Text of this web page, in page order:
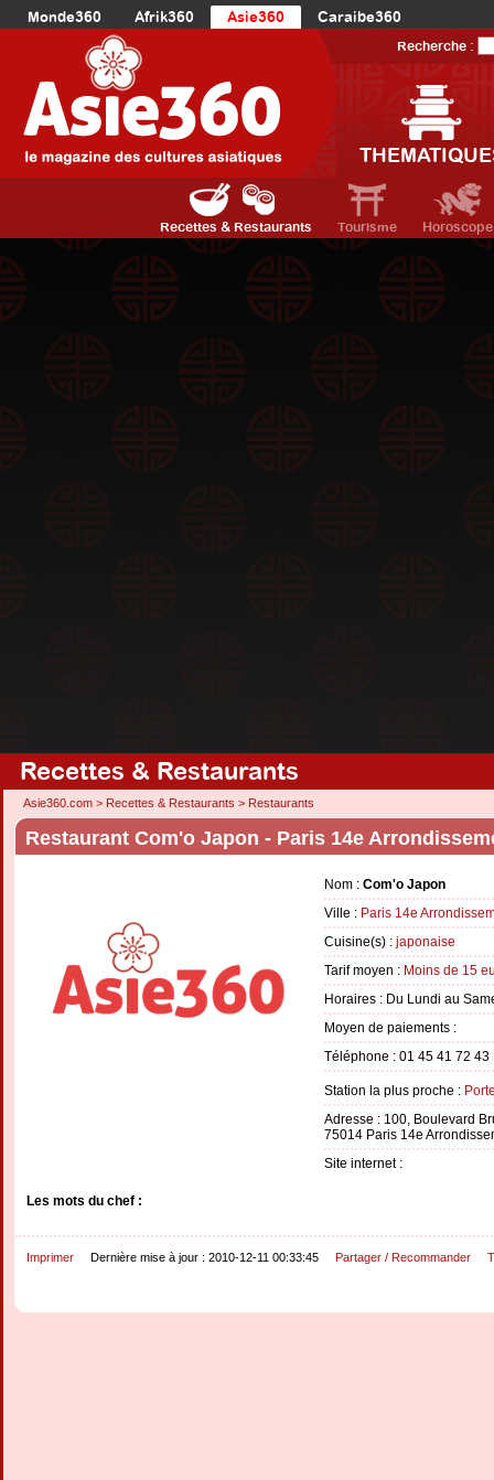
Monde360 Afrik360 Asie360
Caraibe360
Europe360
AmériqueDuNord360
Océanie360
Recherche :
Recettes & Restaurants Tourisme Horoscope
Recettes & Restaurants
Asie360.com > Recettes & Restaurants > Restaurants
Restaurant Com'o Japon - Paris 14e
Nom : Com'o Japon
Ville : Paris 14e
Cuisine(s) : japonaise
Tarif moyen : Moins de 15
Horaires : Du Lundi au
Moyen de paiements :
Téléphone : 01 45 41 72 43
Station la plus proche :
Adresse : 100, Boulevard
75014 Paris 14e
Site internet :
Les mots du chef :
Imprimer Dernière mise à jour : 2010-12-11 00:33:45 Partager / Recommander